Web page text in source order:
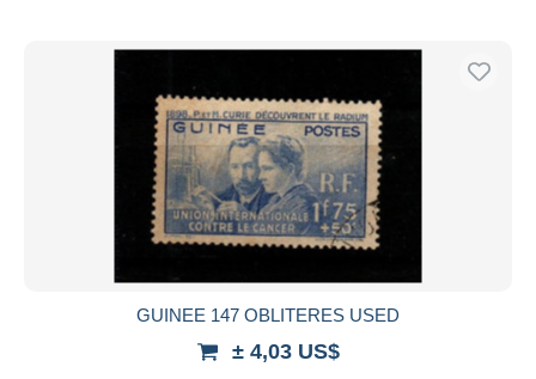
GUINEE 147 OBLITERES USED
± 4,03 US$